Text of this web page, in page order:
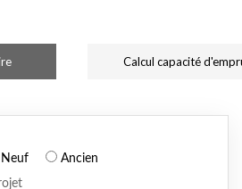
Calcul capacité